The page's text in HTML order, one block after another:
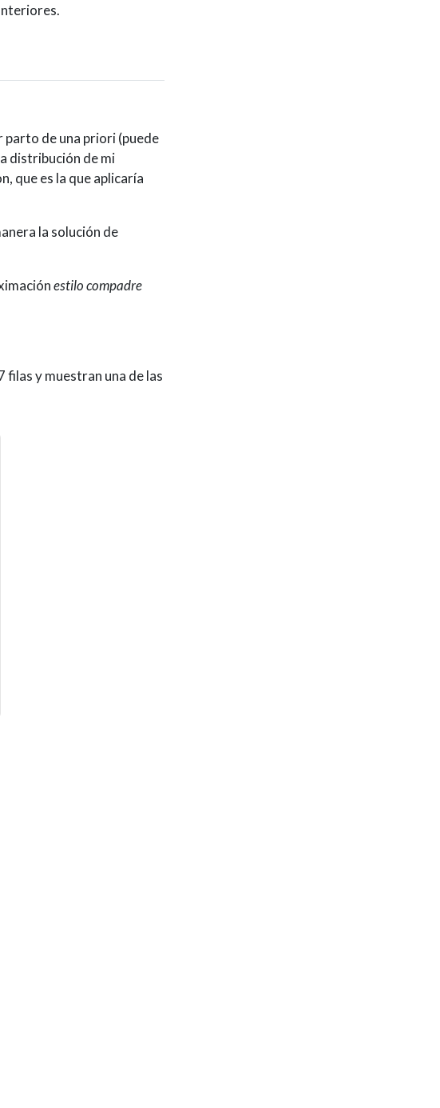
parto de una priori (puede
distribución de mi
que es la que aplicaría
la solución de
estilo compadre
filas y muestran una de las